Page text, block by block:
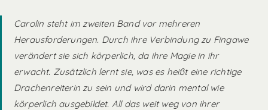
Carolin steht im zweiten Band vor mehreren
Herausforderungen. Durch ihre Verbindung zu Fingawe
verändert sie sich körperlich, da ihre Magie in ihr
erwacht. Zusätzlich lernt sie, was es heißt eine richtige
Drachenreiterin zu sein und wird darin mental wie
körperlich ausgebildet. All das weit weg von ihrer